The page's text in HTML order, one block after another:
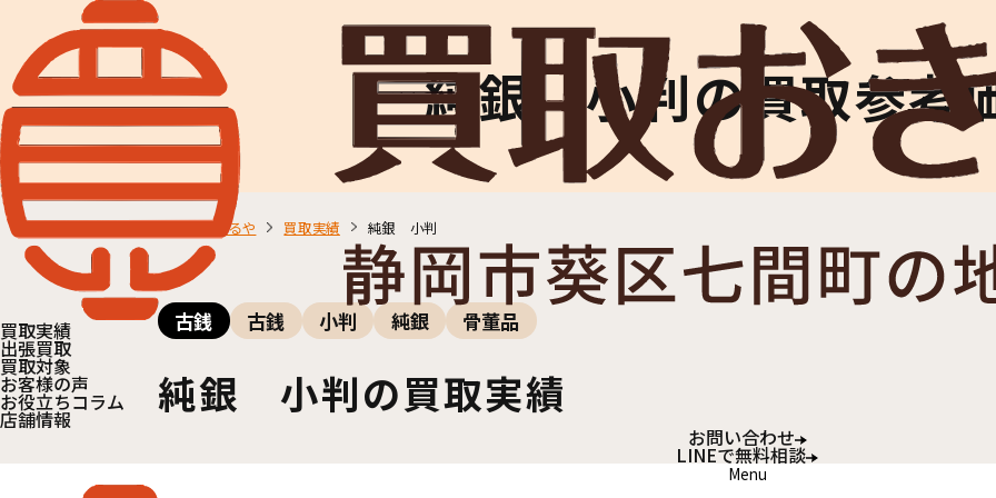
買取実績
出張買取
買取対象
お客様の声
お役立ちコラム
店舗情報
お問い合わせ
LINEで無料相談
Menu
純銀 小判の買取参考
買取おきがるや 買取実績 純銀 小判
古銭 古銭 小判 純銀 骨董品
純銀 小判の買取実績